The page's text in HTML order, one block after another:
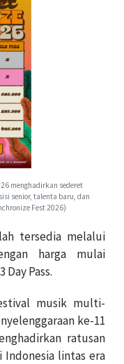
menghadirkan sederet
senior, talenta baru, dan
Fest 2026)
tersedia melalui
harga mulai
Pass.
musik multi-
ke-11
ratusan
lintas era